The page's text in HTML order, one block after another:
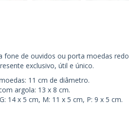
fone de ouvidos ou porta moedas
exclusivo, útil e único.
11 cm de diâmetro.
argola: 13 x 8 cm.
14 x 5 cm, M: 11 x 5 cm, P: 9 x 5 cm.